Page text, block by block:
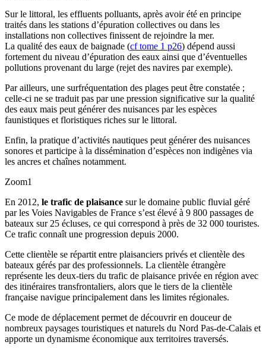
Sur le littoral, les effluents polluants, après avoir été en principe
traités dans les stations d’épuration collectives ou dans les
installations non collectives finissent de rejoindre la mer.
La qualité des eaux de baignade (cf tome 1 p26) dépend aussi
fortement du niveau d’épuration des eaux ainsi que d’éventuelles
pollutions provenant du large (rejet des navires par exemple).
Par ailleurs, une surfréquentation des plages peut être constatée ;
celle-ci ne se traduit pas par une pression significative sur la qualité
des eaux mais peut générer des nuisances par les espèces
faunistiques et floristiques riches sur le littoral.
Enfin, la pratique d’activités nautiques peut générer des nuisances
sonores et participe à la dissémination d’espèces non indigènes via
les ancres et chaînes notamment.
Zoom1
En 2012, le trafic de plaisance sur le domaine public fluvial géré
par les Voies Navigables de France s’est élevé à 9 800 passages de
bateaux sur 25 écluses, ce qui correspond à près de 32 000 touristes.
Ce trafic connaît une progression depuis 2000.
Cette clientèle se répartit entre plaisanciers privés et clientèle des
bateaux gérés par des professionnels. La clientèle étrangère
représente les deux-tiers du trafic de plaisance privée en région avec
des itinéraires transfrontaliers, alors que le tiers de la clientèle
française navigue principalement dans les limites régionales.
Ce mode de déplacement permet de découvrir en douceur de
nombreux paysages touristiques et naturels du Nord Pas-de-Calais et
apporte un dynamisme économique aux territoires traversés.